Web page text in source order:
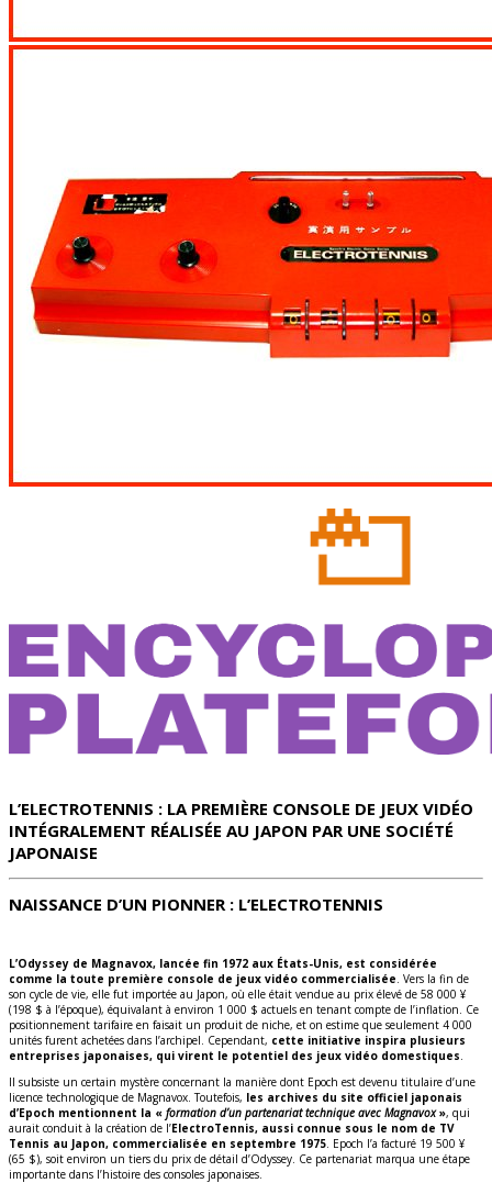
L’ELECTROTENNIS : LA PREMIÈRE CONSOLE DE JEUX VIDÉO
INTÉGRALEMENT RÉALISÉE AU JAPON PAR UNE SOCIÉTÉ
JAPONAISE
NAISSANCE D’UN PIONNER : L’ELECTROTENNIS
L’Odyssey de Magnavox, lancée fin 1972 aux États-Unis, est considérée
comme la toute première console de jeux vidéo commercialisée . Vers la fin de
son cycle de vie, elle fut importée au Japon, où elle était vendue au prix élevé de 58 000 ¥
(198 $ à l’époque), équivalant à environ 1 000 $ actuels en tenant compte de l’inflation. Ce
positionnement tarifaire en faisait un produit de niche, et on estime que seulement 4 000
unités furent achetées dans l’archipel. Cependant, cette initiative inspira plusieurs
entreprises japonaises, qui virent le potentiel des jeux vidéo domestiques
Il subsiste un certain mystère concernant la manière dont Epoch est devenu titulaire d’une
licence technologique de Magnavox. Toutefois, les archives du site officiel japonais
d’Epoch mentionnent la « formation d’un partenariat technique avec Magnavox», qui
aurait conduit à la création de l’ElectroTennis, aussi connue sous le nom de TV
Tennis au Japon, commercialisée en septembre 1975 . Epoch l’a facturé 19 500 ¥
(65 $), soit environ un tiers du prix de détail d’Odyssey. Ce partenariat marqua une étape
importante dans l’histoire des consoles japonaises.